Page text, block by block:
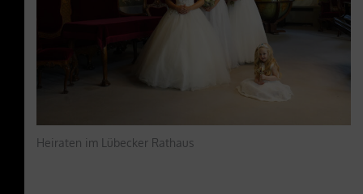
Heiraten im Lübecker Rathaus